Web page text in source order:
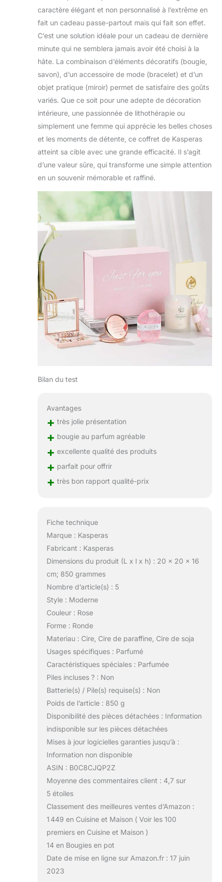
caractère élégant et non personnalisé à l’extrême en
fait un cadeau passe-partout mais qui fait son effet.
C’est une solution idéale pour un cadeau de dernière
minute qui ne semblera jamais avoir été choisi à la
hâte. La combinaison d’éléments décoratifs (bougie,
savon), d’un accessoire de mode (bracelet) et d’un
objet pratique (miroir) permet de satisfaire des goûts
variés. Que ce soit pour une adepte de décoration
intérieure, une passionnée de lithothérapie ou
simplement une femme qui apprécie les belles choses
et les moments de détente, ce coffret de Kasperas
atteint sa cible avec une grande efficacité. Il s’agit
d’une valeur sûre, qui transforme une simple attention
en un souvenir mémorable et raffiné.
Bilan du test
Avantages
+ très jolie présentation
+ bougie au parfum agréable
+ excellente qualité des produits
+ parfait pour offrir
+ très bon rapport qualité-prix
Fiche technique
Marque : Kasperas
Fabricant : Kasperas
Dimensions du produit (L x l x h) : 20 x 20 x 16
cm; 850 grammes
Nombre d’article(s) : 5
Style : Moderne
Couleur : Rose
Forme : Ronde
Materiau : Cire, Cire de paraffine, Cire de soja
Usages spécifiques : Parfumé
Caractéristiques spéciales : Parfumée
Piles incluses ? : Non
Batterie(s) / Pile(s) requise(s) : Non
Poids de l’article : 850 g
Disponibilité des pièces détachées : Information
indisponible sur les pièces détachées
Mises à jour logicielles garanties jusqu’à :
Information non disponible
ASIN : B0C8CJQP2Z
Moyenne des commentaires client : 4,7 sur
5 étoiles
Classement des meilleures ventes d’Amazon :
1 449 en Cuisine et Maison ( Voir les 100
premiers en Cuisine et Maison )
14 en Bougies en pot
Date de mise en ligne sur Amazon.fr : 17 juin
2023